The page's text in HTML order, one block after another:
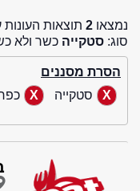
נמצאו 2 תוצאות
סוג: סטקייה כשר ולא
הסרת מסננים
סטקייה